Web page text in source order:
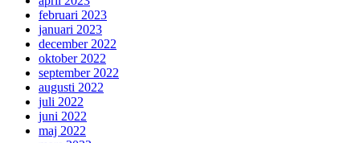
februari 2023
januari 2023
december 2022
oktober 2022
september 2022
augusti 2022
juli 2022
juni 2022
maj 2022